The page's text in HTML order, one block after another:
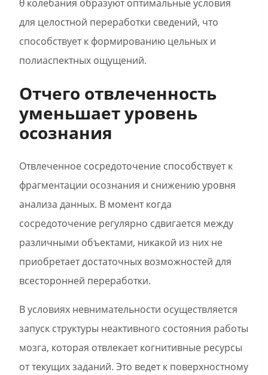
θ колебания образуют оптимальные условия
для целостной переработки сведений, что
способствует к формированию цельных и
полиаспектных ощущений.
Отчего отвлеченность
уменьшает уровень
осознания
Отвлеченное сосредоточение способствует к
фрагментации осознания и снижению уровня
анализа данных. В момент когда
сосредоточение регулярно сдвигается между
различными объектами, никакой из них не
приобретает достаточных возможностей для
всесторонней переработки.
В условиях невнимательности осуществляется
запуск структуры неактивного состояния работы
мозга, которая отвлекает когнитивные ресурсы
от текущих заданий. Это ведет к поверхностному